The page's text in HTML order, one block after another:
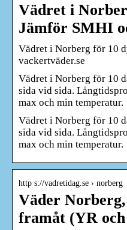
Vädret i
Jämför SMHI
Vädret i Norberg för 10
vackertväder.se
Vädret i Norberg för 10
sida vid sida.
max och min temperatur.
Vädret i Norberg för 10
sida vid sida.
max och min temperatur.
http s://vadretidag.se › norberg
Väder
framåt (YR